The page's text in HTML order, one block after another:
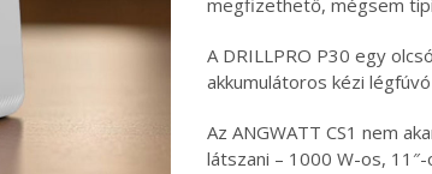
megfizethető, mégsem
A DRILLPRO P30 egy
akkumulátoros kézi
Az ANGWATT CS1 nem
látszani – 1000 W-os,